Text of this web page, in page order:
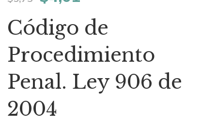
precio
original
era:
$5,73.
precio
actual
es:
$4,01.
Código de
Procedimiento
Penal. Ley 906 de
2004